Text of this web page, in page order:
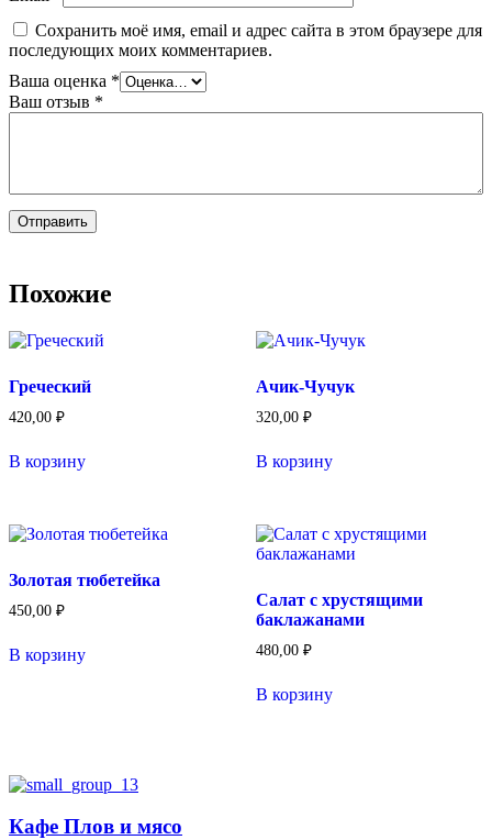
Сохранить моё имя, email и адрес сайта в этом браузере для
последующих моих комментариев.
Ваша оценка *
Ваш отзыв *
Похожие
Греческий
420,00 ₽
В корзину
Ачик-Чучук
320,00 ₽
В корзину
Золотая тюбетейка
450,00 ₽
В корзину
Салат с хрустящими
баклажанами
480,00 ₽
В корзину
Кафе Плов и мясо